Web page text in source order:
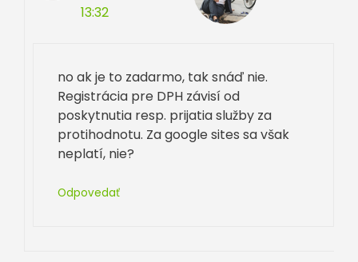
13:32
no ak je to zadarmo, tak snáď nie.
Registrácia pre DPH závisí od
poskytnutia resp. prijatia služby za
protihodnotu. Za google sites sa však
neplatí, nie?
Odpovedať